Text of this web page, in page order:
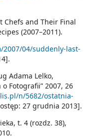
Chefs and Their Final
(2007–2011).
04/suddenly-last-
Adama Lelko,
Fotografii” 2007, 26
n/5682/ostatnia-
27 grudnia 2013].
t. 4 (rozdz. 38),